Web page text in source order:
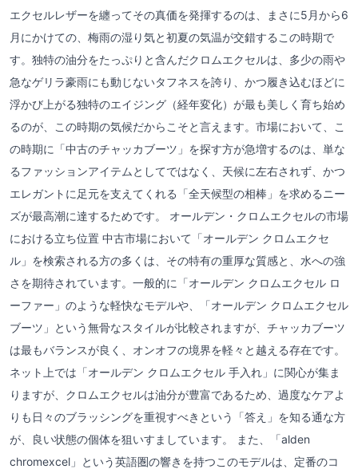
エクセルレザーを纏ってその真価を発揮するのは、まさに5月から6
月にかけての、梅雨の湿り気と初夏の気温が交錯するこの時期で
す。独特の油分をたっぷりと含んだクロムエクセルは、多少の雨や
急なゲリラ豪雨にも動じないタフネスを誇り、かつ履き込むほどに
浮かび上がる独特のエイジング（経年変化）が最も美しく育ち始め
るのが、この時期の気候だからこそと言えます。市場において、こ
の時期に「中古のチャッカブーツ」を探す方が急増するのは、単な
るファッションアイテムとしてではなく、天候に左右されず、かつ
エレガントに足元を支えてくれる「全天候型の相棒」を求めるニー
ズが最高潮に達するためです。 オールデン・クロムエクセルの市場
における立ち位置 中古市場において「オールデン クロムエクセ
ル」を検索される方の多くは、その特有の重厚な質感と、水への強
さを期待されています。一般的に「オールデン クロムエクセル ロ
ーファー」のような軽快なモデルや、「オールデン クロムエクセル
ブーツ」という無骨なスタイルが比較されますが、チャッカブーツ
は最もバランスが良く、オンオフの境界を軽々と越える存在です。
ネット上では「オールデン クロムエクセル 手入れ」に関心が集ま
りますが、クロムエクセルは油分が豊富であるため、過度なケアよ
りも日々のブラッシングを重視すべきという「答え」を知る通な方
が、良い状態の個体を狙いすましています。 また、「alden
chromexcel」という英語圏の響きを持つこのモデルは、定番のコ